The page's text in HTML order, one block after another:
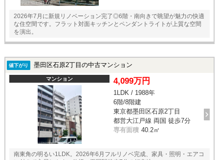
2026年7月に新規リノベーション完了◎6階・南向きで眺望が魅力の快適
な住空間です。フラット対面キッチンとペンダントライトが上質な空間
を演出。
値下がり 墨田区石原2丁目の中古マンション
マンション 4,099万円
1LDK / 1988年
6階/8階建
東京都墨田区石原2丁目
都営大江戸線 両国 徒歩7分
専有面積 40.2㎡
南東角の明るい1LDK。2026年6月フルリノベ完成、家具・照明・エアコ